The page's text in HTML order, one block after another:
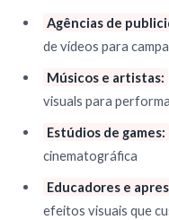
Agências de
de vídeos para
Músicos e artistas:
visuals para
Estúdios de games:
cinematográfica
Educadores e
efeitos visuais que